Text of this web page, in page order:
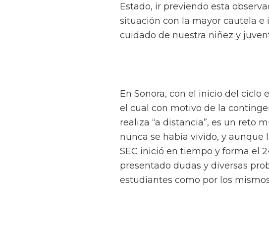
Estado, ir previendo esta
situación con la mayor cautela e
cuidado de nuestra niñez y
En Sonora, con el inicio del ciclo
el cual con motivo de la
realiza “a distancia”, es un reto
nunca se había vivido, y
SEC inició en tiempo y forma el
presentado dudas y diversas
estudiantes como por los